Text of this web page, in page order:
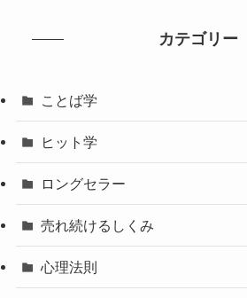
カテゴリー
ことば学
ヒット学
ロングセラー
売れ続けるしくみ
心理法則